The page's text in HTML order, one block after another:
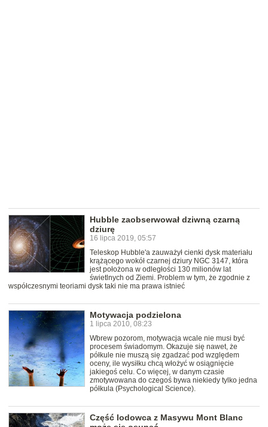
Hubble zaobserwował dziwną czarną
dziurę
16 lipca 2019, 05:57
Teleskop Hubble'a zauważył cienki dysk materiału
krążącego wokół czarnej dziury NGC 3147, która
jest położona w odległości 130 milionów lat
świetlnych od Ziemi. Problem w tym, że zgodnie z
współczesnymi teoriami dysk taki nie ma prawa istnieć
Motywacja podzielona
1 lipca 2010, 08:23
Wbrew pozorom, motywacja wcale nie musi być
procesem świadomym. Okazuje się nawet, że
półkule nie muszą się zgadzać pod względem
oceny, ile wysiłku chcą włożyć w osiągnięcie
jakiegoś celu. Co więcej, w danym czasie
zmotywowana do czegoś bywa niekiedy tylko jedna
półkula (Psychological Science).
Część lodowca z Masywu Mont Blanc